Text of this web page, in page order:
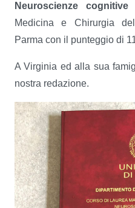
Neuroscienze cognitive
Medicina e Chirurgia
Parma con il punteggio di
A Virginia ed alla sua
nostra redazione.